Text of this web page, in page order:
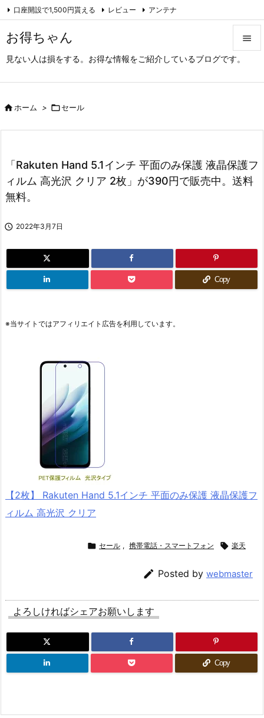
お得ちゃん
見ない人は損をする。お得な情報をご紹介しているブログです。

次へ

口座開設で1,500円貰える レビュー アンテナ
アーカイブ（旧サイト）
ホーム > セール
「Rakuten Hand 5.1インチ 平面のみ保護 液晶保護フ
ィルム 高光沢 クリア 2枚」が390円で販売中。送料
無料。
 2022年3月7日
Copy
※当サイトではアフィリエイト広告を利用しています。
【2枚】 Rakuten Hand 5.1インチ 平面のみ保護 液晶保護フ
ィルム 高光沢 クリア
 セール , 携帯電話・スマートフォン  楽天
 Posted by webmaster
よろしければシェアお願いします
Copy